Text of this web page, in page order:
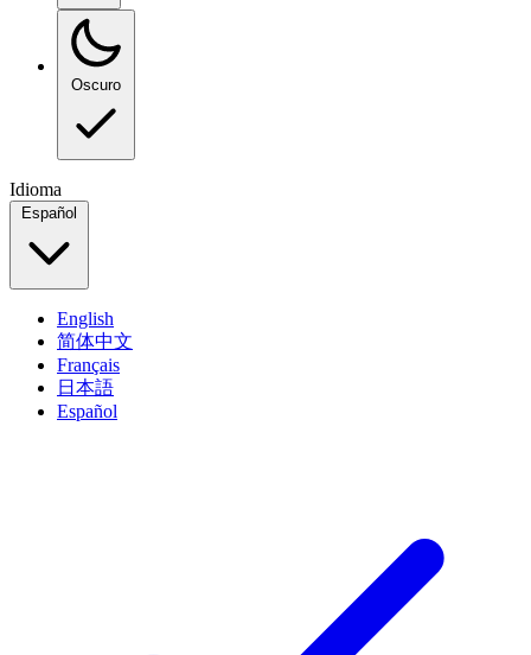
Oscuro
Idioma
Español
English
简体中文
Français
日本語
Español